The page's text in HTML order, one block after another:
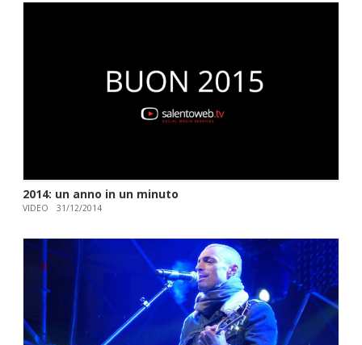
2014: un anno in un minuto
VIDEO 31/12/2014